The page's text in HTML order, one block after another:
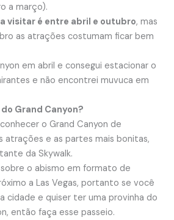
a março).
visitar é entre abril e outubro, mas
as atrações costumam ficar bem
em abril e consegui estacionar o
e não encontrei muvuca em
Grand Canyon?
o Grand Canyon de
atrações e as partes mais bonitas,
da Skywalk.
o abismo em formato de
a Las Vegas, portanto se você
cidade e quiser ter uma provinha do
então faça esse passeio.